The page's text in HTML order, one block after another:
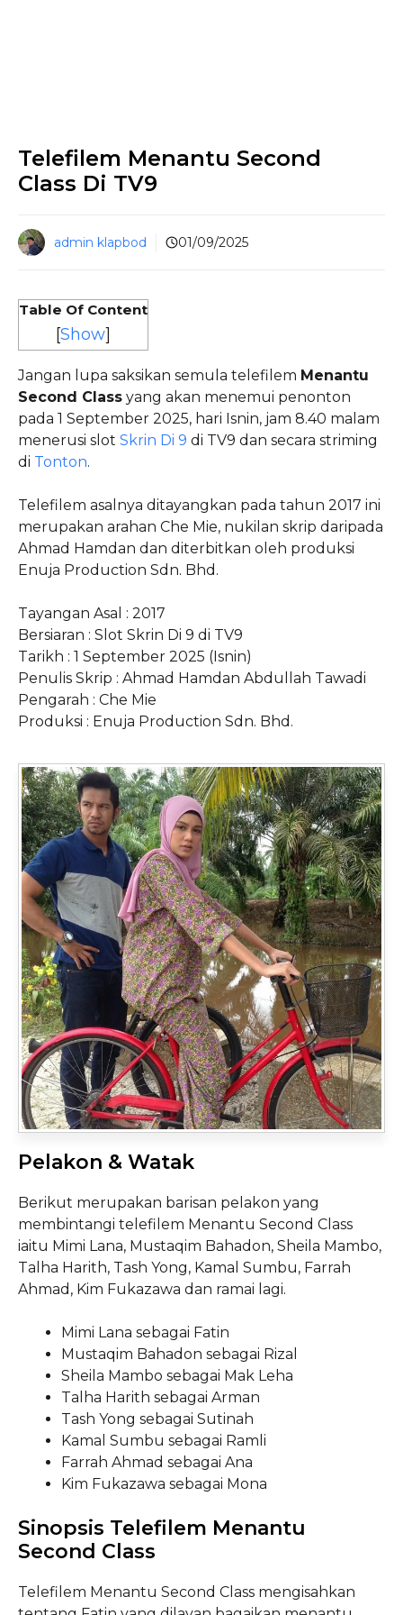
Telefilem Menantu Second
Class Di TV9
admin klapbod 01/09/2025
Table Of Content
[Show]
Jangan lupa saksikan semula telefilem Menantu
Second Class yang akan menemui penonton
pada 1 September 2025, hari Isnin, jam 8.40 malam
menerusi slot Skrin Di 9 di TV9 dan secara striming
di Tonton.
Telefilem asalnya ditayangkan pada tahun 2017 ini
merupakan arahan Che Mie, nukilan skrip daripada
Ahmad Hamdan dan diterbitkan oleh produksi
Enuja Production Sdn. Bhd.
Tayangan Asal : 2017
Bersiaran : Slot Skrin Di 9 di TV9
Tarikh : 1 September 2025 (Isnin)
Penulis Skrip : Ahmad Hamdan Abdullah Tawadi
Pengarah : Che Mie
Produksi : Enuja Production Sdn. Bhd.
Pelakon & Watak
Berikut merupakan barisan pelakon yang
membintangi telefilem Menantu Second Class
iaitu Mimi Lana, Mustaqim Bahadon, Sheila Mambo,
Talha Harith, Tash Yong, Kamal Sumbu, Farrah
Ahmad, Kim Fukazawa dan ramai lagi.
Mimi Lana sebagai Fatin
Mustaqim Bahadon sebagai Rizal
Sheila Mambo sebagai Mak Leha
Talha Harith sebagai Arman
Tash Yong sebagai Sutinah
Kamal Sumbu sebagai Ramli
Farrah Ahmad sebagai Ana
Kim Fukazawa sebagai Mona
Sinopsis Telefilem Menantu
Second Class
Telefilem Menantu Second Class mengisahkan